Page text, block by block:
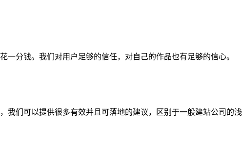
一分钱。我们对用户足够的信任，对自己的作品也有足够的信心。
我们可以提供很多有效并且可落地的建议，区别于一般建站公司的